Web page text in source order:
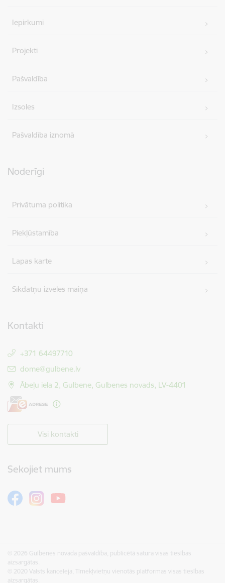
Iepirkumi
Projekti
Pašvaldība
Izsoles
Pašvaldība iznomā
Noderīgi
Privātuma politika
Piekļūstamība
Lapas karte
Sīkdatņu izvēles maiņa
Kontakti
+371 64497710
E-pasts:
dome@gulbene.lv
Ābeļu iela 2, Gulbene, Gulbenes novads, LV-4401
Visi kontakti
Sekojiet mums
© 2026 Gulbenes novada pašvaldība, publicētā satura visas tiesības
aizsargātas.
© 2020 Valsts kanceleja, Tīmekļvietņu vienotās platformas visas tiesības
aizsargātas.